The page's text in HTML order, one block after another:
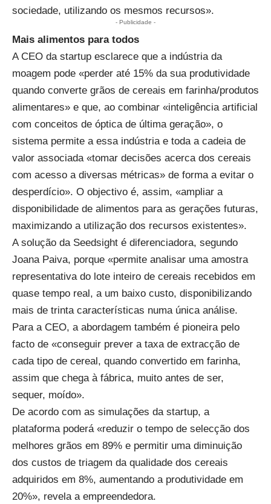
sociedade, utilizando os mesmos recursos».
- Publicidade -
Mais alimentos para todos
A CEO da startup esclarece que a indústria da
moagem pode «perder até 15% da sua produtividade
quando converte grãos de cereais em farinha/produtos
alimentares» e que, ao combinar «inteligência artificial
com conceitos de óptica de última geração», o
sistema permite a essa indústria e toda a cadeia de
valor associada «tomar decisões acerca dos cereais
com acesso a diversas métricas» de forma a evitar o
desperdício». O objectivo é, assim, «ampliar a
disponibilidade de alimentos para as gerações futuras,
maximizando a utilização dos recursos existentes».
A solução da Seedsight é diferenciadora, segundo
Joana Paiva, porque «permite analisar uma amostra
representativa do lote inteiro de cereais recebidos em
quase tempo real, a um baixo custo, disponibilizando
mais de trinta características numa única análise.
Para a CEO, a abordagem também é pioneira pelo
facto de «conseguir prever a taxa de extracção de
cada tipo de cereal, quando convertido em farinha,
assim que chega à fábrica, muito antes de ser,
sequer, moído».
De acordo com as simulações da startup, a
plataforma poderá «reduzir o tempo de selecção dos
melhores grãos em 89% e permitir uma diminuição
dos custos de triagem da qualidade dos cereais
adquiridos em 8%, aumentando a produtividade em
20%», revela a empreendedora.